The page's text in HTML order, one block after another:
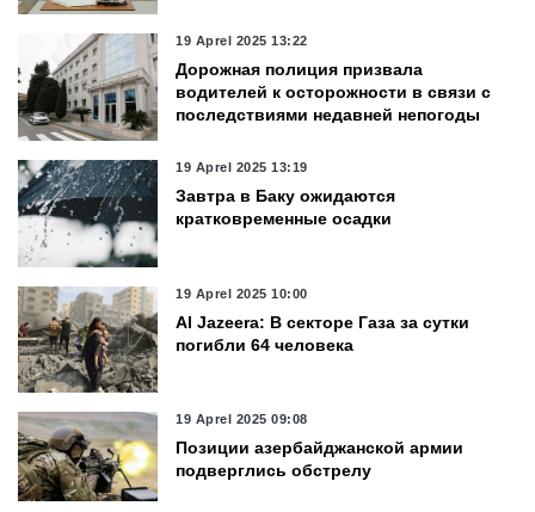
19 Aprel 2025 13:22
Дорожная полиция призвала
водителей к осторожности в связи с
последствиями недавней непогоды
19 Aprel 2025 13:19
Завтра в Баку ожидаются
кратковременные осадки
19 Aprel 2025 10:00
Al Jazeera: В секторе Газа за сутки
погибли 64 человека
19 Aprel 2025 09:08
Позиции азербайджанской армии
подверглись обстрелу